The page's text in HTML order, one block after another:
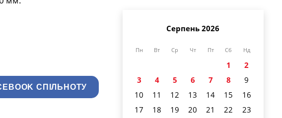
СПІЛЬНОТУ
Серпень 2026
Пн Вт Ср Чт Пт Сб Нд
1
2
3
4 5 6 7 8
9
10
11 12 13 14 15
16
17
18 19 20 21 22
23